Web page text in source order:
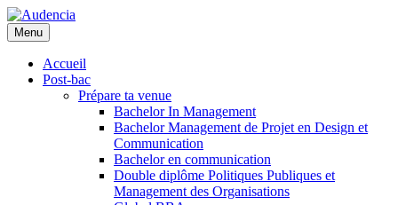
Aller
au
contenu
principal
Menu
Accueil
Post-bac
Prépare ta venue
Bachelor In Management
Bachelor Management de Projet en Design et
Communication
Bachelor en communication
Double diplôme Politiques Publiques et
Management des Organisations